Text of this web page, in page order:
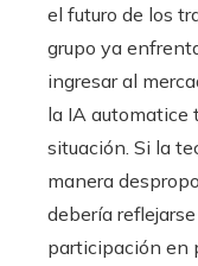
el futuro de los
grupo ya
ingresar al
la IA automatice
situación. Si la
manera
debería
participación en